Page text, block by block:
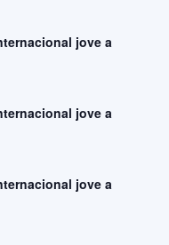
jove a
jove a
jove a